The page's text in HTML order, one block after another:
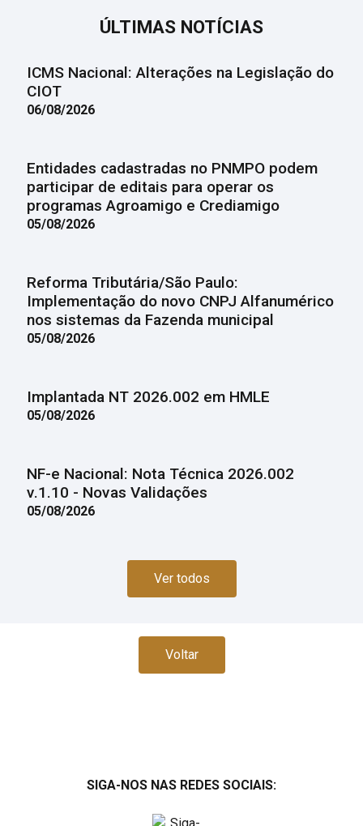
ÚLTIMAS NOTÍCIAS
ICMS Nacional: Alterações na Legislação do
CIOT
06/08/2026
Entidades cadastradas no PNMPO podem
participar de editais para operar os
programas Agroamigo e Crediamigo
05/08/2026
Reforma Tributária/São Paulo:
Implementação do novo CNPJ Alfanumérico
nos sistemas da Fazenda municipal
05/08/2026
Implantada NT 2026.002 em HMLE
05/08/2026
NF-e Nacional: Nota Técnica 2026.002
v.1.10 - Novas Validações
05/08/2026
Ver todos
Voltar
SIGA-NOS NAS REDES SOCIAIS: